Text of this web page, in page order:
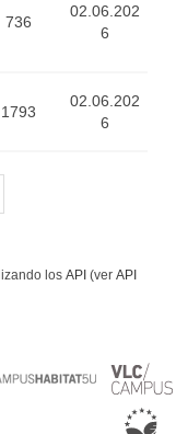
736
02.06.202
6
1793
02.06.202
6
los API (ver API